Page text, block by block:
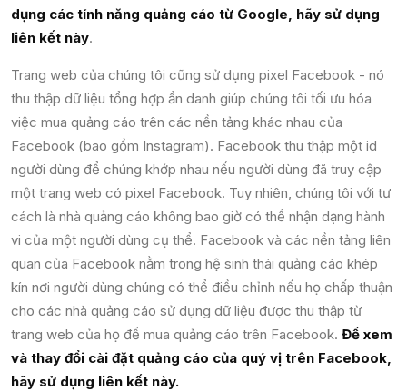
dụng các tính năng quảng cáo từ Google, hãy sử dụng
liên kết này.
Trang web của chúng tôi cũng sử dụng pixel Facebook - nó
thu thập dữ liệu tổng hợp ẩn danh giúp chúng tôi tối ưu hóa
việc mua quảng cáo trên các nền tảng khác nhau của
Facebook (bao gồm Instagram). Facebook thu thập một id
người dùng để chúng khớp nhau nếu người dùng đã truy cập
một trang web có pixel Facebook. Tuy nhiên, chúng tôi với tư
cách là nhà quảng cáo không bao giờ có thể nhận dạng hành
vi của một người dùng cụ thể. Facebook và các nền tảng liên
quan của Facebook nằm trong hệ sinh thái quảng cáo khép
kín nơi người dùng chúng có thể điều chỉnh nếu họ chấp thuận
cho các nhà quảng cáo sử dụng dữ liệu được thu thập từ
trang web của họ để mua quảng cáo trên Facebook. Để xem
và thay đổi cài đặt quảng cáo của quý vị trên Facebook,
hãy sử dụng liên kết này.